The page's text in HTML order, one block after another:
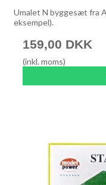
Umalet N byggesæt fra
eksempel).
159,00 DKK
(inkl. moms)